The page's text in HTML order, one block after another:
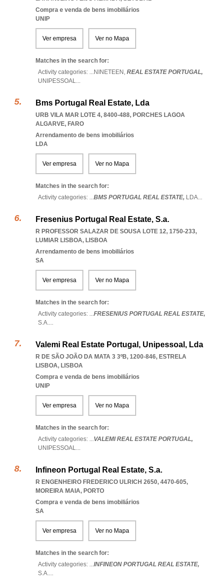
Compra e venda de bens imobiliários
UNIP
Ver empresa Ver no Mapa
Matches in the search for:
Activity categories: ...NINETEEN, REAL ESTATE PORTUGAL,
UNIPESSOAL...
Bms Portugal Real Estate, Lda
URB VILA MAR LOTE 4, 8400-488, PORCHES LAGOA
ALGARVE, FARO
Arrendamento de bens imobiliários
LDA
Ver empresa Ver no Mapa
Matches in the search for:
Activity categories: ...BMS PORTUGAL REAL ESTATE, LDA...
Fresenius Portugal Real Estate, S.a.
R PROFESSOR SALAZAR DE SOUSA LOTE 12, 1750-233,
LUMIAR LISBOA, LISBOA
Arrendamento de bens imobiliários
SA
Ver empresa Ver no Mapa
Matches in the search for:
Activity categories: ...FRESENIUS PORTUGAL REAL ESTATE,
S.A....
Valemi Real Estate Portugal, Unipessoal, Lda
R DE SÃO JOÃO DA MATA 3 3ºB, 1200-846, ESTRELA
LISBOA, LISBOA
Compra e venda de bens imobiliários
UNIP
Ver empresa Ver no Mapa
Matches in the search for:
Activity categories: ...VALEMI REAL ESTATE PORTUGAL,
UNIPESSOAL...
Infineon Portugal Real Estate, S.a.
R ENGENHEIRO FREDERICO ULRICH 2650, 4470-605,
MOREIRA MAIA, PORTO
Compra e venda de bens imobiliários
SA
Ver empresa Ver no Mapa
Matches in the search for:
Activity categories: ...INFINEON PORTUGAL REAL ESTATE,
S.A....